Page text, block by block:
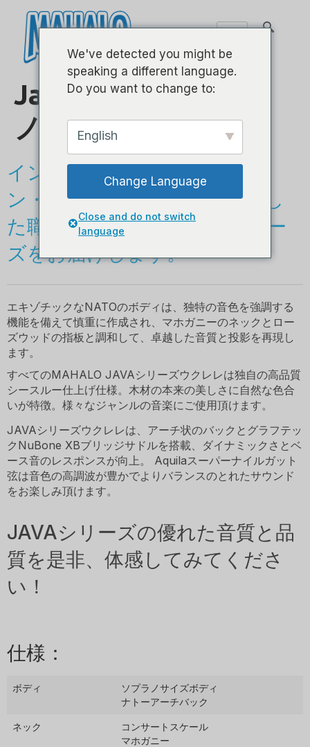
Java Series - ソプラ
ノロングネック
インドネシアで最高級のトー
ン・ウッドを手に取った熟練し
た職人がMAHALO JAVAシリー
ズをお届けします。
エキゾチックなNATOのボディは、独特の音色を強調する
機能を備えて慎重に作成され、マホガニーのネックとロー
ズウッドの指板と調和して、卓越した音質と投影を再現し
ます。
すべてのMAHALO JAVAシリーズウクレレは独自の高品質
シースルー仕上げ仕様。木材の本来の美しさに自然な色合
いが特徴。様々なジャンルの音楽にご使用頂けます。
JAVAシリーズウクレレは、アーチ状のバックとグラフテッ
クNuBone XBブリッジサドルを搭載、ダイナミックさとベ
ース音のレスポンスが向上。 Aquilaスーパーナイルガット
弦は音色の高調波が豊かでよりバランスのとれたサウンド
をお楽しみ頂けます。
JAVAシリーズの優れた音質と品
質を是非、体感してみてくださ
い！
仕様：
ボディ
ソプラノサイズボディ
ナトーアーチバック
ネック
コンサートスケール
マホガニー
We've detected you might be
speaking a different language.
Do you want to change to:
English
Change Language
Close and do not switch
language